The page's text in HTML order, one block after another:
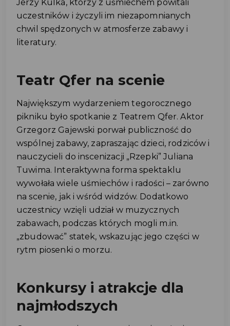
Jerzy Kulka, którzy z uśmiechem powitali
uczestników i życzyli im niezapomnianych
chwil spędzonych w atmosferze zabawy i
literatury.
Teatr Qfer na scenie
Największym wydarzeniem tegorocznego
pikniku było spotkanie z Teatrem Qfer. Aktor
Grzegorz Gajewski porwał publiczność do
wspólnej zabawy, zapraszając dzieci, rodziców i
nauczycieli do inscenizacji „Rzepki” Juliana
Tuwima. Interaktywna forma spektaklu
wywołała wiele uśmiechów i radości – zarówno
na scenie, jak i wśród widzów. Dodatkowo
uczestnicy wzięli udział w muzycznych
zabawach, podczas których mogli m.in.
„zbudować” statek, wskazując jego części w
rytm piosenki o morzu.
Konkursy i atrakcje dla
najmłodszych